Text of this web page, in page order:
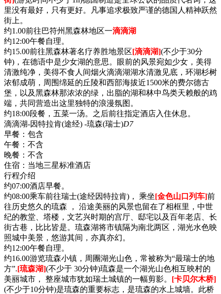
里没有最好，只有更好。凡事追求极致严谨的德国人精神跃然
街上。
约1.00前往巴符州黑森林地区一滴滴湖
约12:00午餐自理。
约15.00前往黑森林著名疗养胜地景区[滴滴湖](不少于30分
钟)，在德语中是少女湖的意思。眼前的风景宛如少女，美得
清激纯净，美得不食人间烟火滴滴湖湖水清激见底，环湖杉树
浓郁成萌，周围绵延的丘陵和西部海拔近1500米的费尔德古
堡，以及黑森林那浓浓的绿，出脂的湖和林中鸟类天赖般的鸡
端，共同营造出这里独特的浪漫氛图。
约18:00段餐，五菜一汤。之后前往指定酒店入住休息。
滴滴湖-因特拉肯(途经) -琉森(瑞士)D7
早餐： 包含
午餐： 不含
晚餐： 不含
住宿： 当地三星标准酒店
行程介绍
约07:00酒店早餐。
约08:00乘车前往瑞士(途经因特拉肯)， 乘坐[金色山口列车]前
往历史悠久的琉森 ， 沿途美丽的风景也留在了相框里，中世
纪的教堂、塔楼，文艺兴时期的宫厅、邸宅以及百年老店、长
街古巷，比比皆是。琉森湖将市镇隔为南北两区，湖光水色映
照城中美景，悠游其间，亦真亦幻。
约12:00午餐自理。
约16.00游览琉森小镇，周團湖光山色，常被称为“最瑞士的地
方”.[琉森湖](不少于 30分钟)琉森是一个湖光山色相互映村的
美丽城市， 整座城市犹如瑞土城镇的一幅剪影。 [卡贝尔木桥]
(不少于10分钟)是琉森的重要标志，是琉森的水上城墙。此桥